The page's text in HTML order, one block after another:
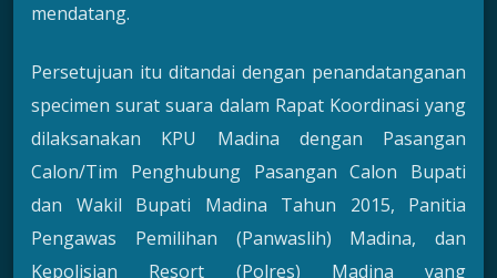
mendatang.
Persetujuan itu ditandai dengan penandatanganan
specimen surat suara dalam Rapat Koordinasi yang
dilaksanakan KPU Madina dengan Pasangan
Calon/Tim Penghubung Pasangan Calon Bupati
dan Wakil Bupati Madina Tahun 2015, Panitia
Pengawas Pemilihan (Panwaslih) Madina, dan
Kepolisian Resort (Polres) Madina yang